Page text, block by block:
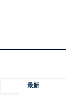
最新